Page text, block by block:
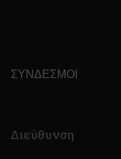
ΣΎΝΔΕΣΜΟΙ
Διεύθυνση